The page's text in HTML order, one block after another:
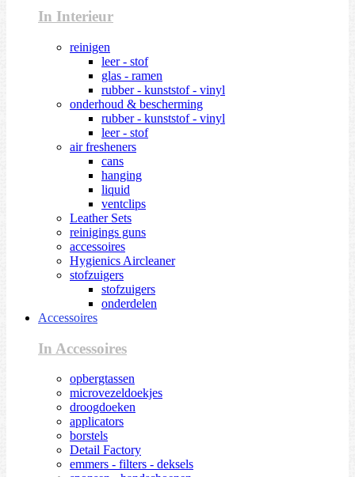
In Interieur
reinigen
leer - stof
glas - ramen
rubber - kunststof - vinyl
onderhoud & bescherming
rubber - kunststof - vinyl
leer - stof
air fresheners
cans
hanging
liquid
ventclips
Leather Sets
reinigings guns
accessoires
Hygienics Aircleaner
stofzuigers
stofzuigers
onderdelen
Accessoires
In Accessoires
opbergtassen
microvezeldoekjes
droogdoeken
applicators
borstels
Detail Factory
emmers - filters - deksels